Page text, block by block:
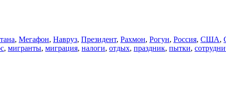
, Мегафон, Навруз, Президент, Рахмон, Рогун, Россия, США,
, мигранты, миграция, налоги, отдых, праздник, пытки,